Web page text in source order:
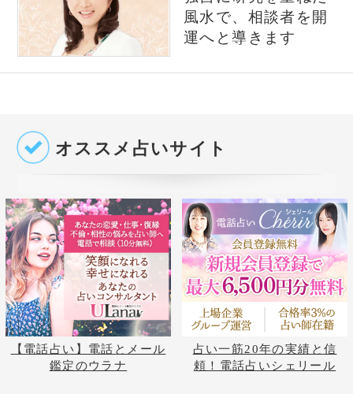
占いの泉では、TVで話題の有名占い師、流行
の電話占い師の中から当たると評判の占い師を
ます。
占いの泉トップへ
占いの泉TOP サイトマップ お問い合わせ
運営会社 プライバシーポリシ 利用規約
よくある質問
©株式会社コンコース